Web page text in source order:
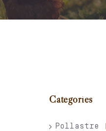
Carret
Categories
Pollastre